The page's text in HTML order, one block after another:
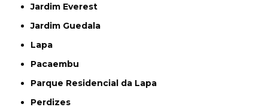
Jardim Everest
Jardim Guedala
Lapa
Pacaembu
Parque Residencial da Lapa
Perdizes